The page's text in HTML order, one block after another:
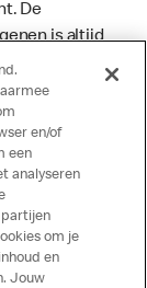
De
is altijd
dat
bevatten.
van (een
krijgt. Alle
de
up to date
van
en/of
een
analyseren
om je
en
Jouw